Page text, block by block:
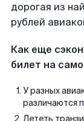
дорогая из
рублей
Как еще
билет на
У разных
различаются
Лететь